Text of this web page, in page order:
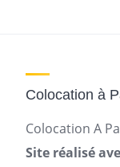
Colocation à
Colocation A
Site réalisé